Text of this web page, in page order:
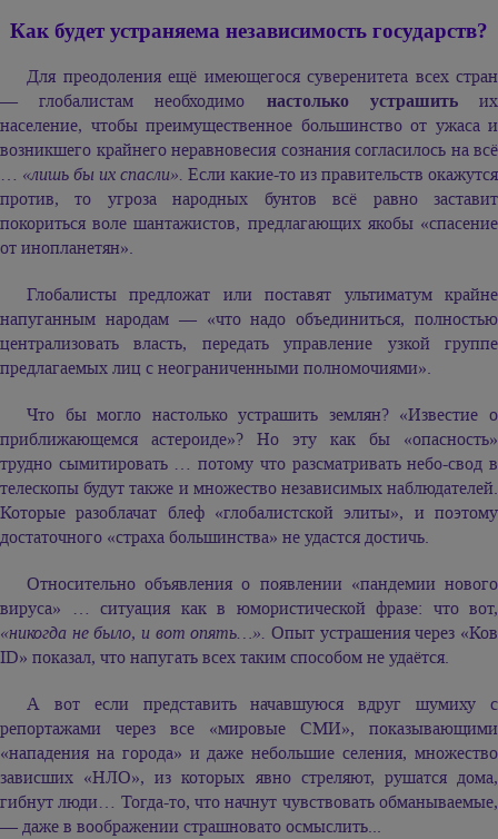
Как будет устраняема независимость государств?
Для преодоления ещё имеющегося суверенитета всех стран
— глобалистам необходимо настолько устрашитьих
население, чтобы преимущественное большинство от ужаса и
возникшего крайнего неравновесия сознания согласилось на всё
… «лишь бы их спасли». Если какие-то из правительств окажутся
против, то угроза народных бунтов всё равно заставит
покориться воле шантажистов, предлагающих якобы «спасение
от инопланетян».
Глобалисты предложат или поставят ультиматум крайне
напуганным народам — «что надо объединиться, полностью
централизовать власть, передать управление узкой группе
предлагаемых лиц с неограниченными полномочиями».
Что бы могло настолько устрашить землян? «Известие о
приближающемся астероиде»? Но эту как бы «опасность»
трудно сымитировать … потому что разсматривать небо-свод в
телескопы будут также и множество независимых наблюдателей.
Которые разоблачат блеф «глобалистской элиты», и поэтому
достаточного «страха большинства» не удастся достичь.
Относительно объявления о появлении «пандемии нового
вируса» … ситуация как в юмористической фразе: что вот,
«никогда не было, и вот опять…». Опыт устрашения через «Ков
ID» показал, что напугать всех таким способом не удаётся.
А вот если представить начавшуюся вдруг шумиху с
репортажами через все «мировые СМИ», показывающими
«нападения на города» и даже небольшие селения, множество
зависших «НЛО», из которых явно стреляют, рушатся дома,
гибнут люди… Тогда-то, что начнут чувствовать обманываемые,
— даже в воображении страшновато осмыслить...